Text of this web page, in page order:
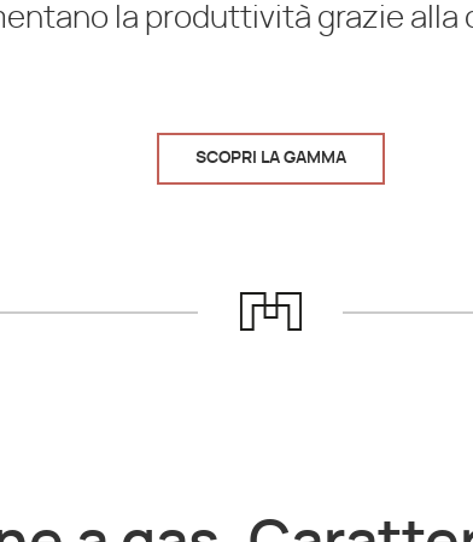
la produttività grazie alla
SCOPRI LA GAMMA